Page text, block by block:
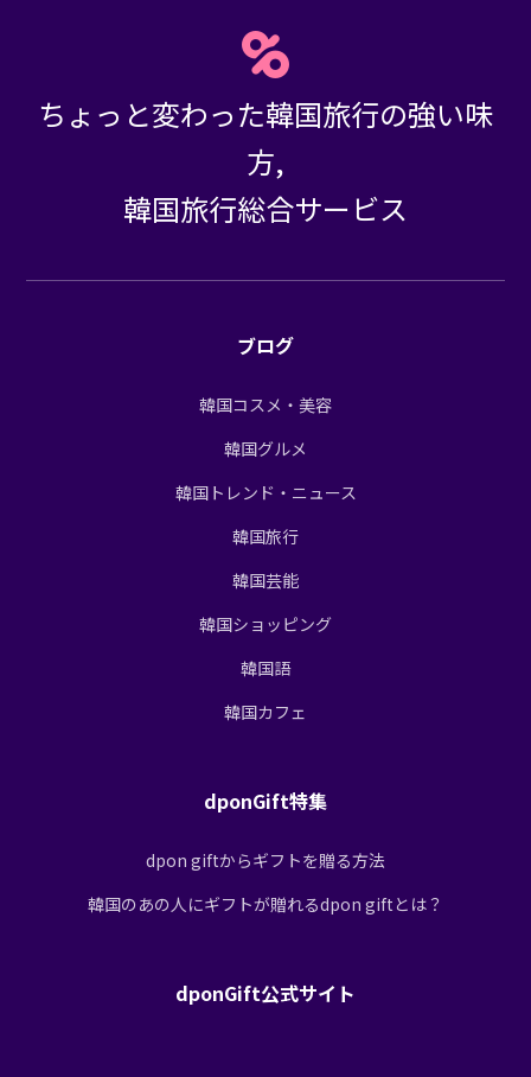
ちょっと変わった韓国旅行の強い味
方,
韓国旅行総合サービス
ブログ
韓国コスメ・美容
韓国グルメ
韓国トレンド・ニュース
韓国旅行
韓国芸能
韓国ショッピング
韓国語
韓国カフェ
dponGift特集
dpon giftからギフトを贈る方法
韓国のあの人にギフトが贈れるdpon giftとは？
dponGift公式サイト